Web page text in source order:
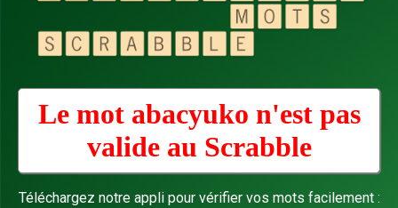
Le mot abacyuko n'est pas
valide au Scrabble
Téléchargez notre appli pour vérifier vos mots facilement :